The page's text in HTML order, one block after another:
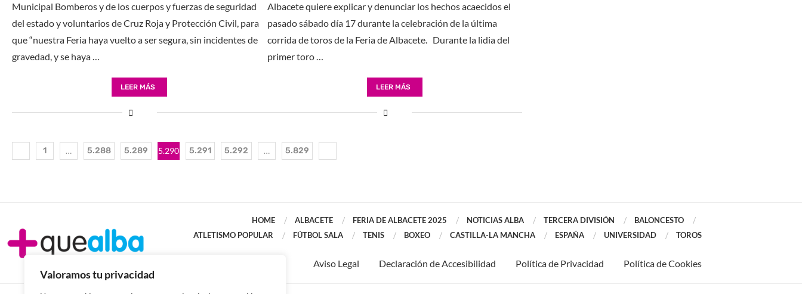
Valoramos tu privacidad
Municipal Bomberos y de los cuerpos y fuerzas de seguridad
del estado y voluntarios de Cruz Roja y Protección Civil, para
que “nuestra Feria haya vuelto a ser segura, sin incidentes de
gravedad, y se haya …
LEER MÁS
Albacete quiere explicar y denunciar los hechos acaecidos el
pasado sábado día 17 durante la celebración de la última
corrida de toros de la Feria de Albacete. Durante la lidia del
primer toro …
LEER MÁS
1 … 5.288 5.289 5.290 5.291 5.292 … 5.829
HOME ALBACETE FERIA DE ALBACETE 2025 NOTICIAS ALBA TERCERA DIVISIÓN
BALONCESTO
ATLETISMO POPULAR
FÚTBOL SALA TENIS BOXEO CASTILLA-LA MANCHA ESPAÑA UNIVERSIDAD TOROS
Aviso Legal Declaración de Accesibilidad Política de Privacidad Política de Cookies